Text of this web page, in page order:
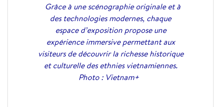
Grâce à une scénographie originale et à
des technologies modernes, chaque
espace d’exposition propose une
expérience immersive permettant aux
visiteurs de découvrir la richesse historique
et culturelle des ethnies vietnamiennes.
Photo : Vietnam+